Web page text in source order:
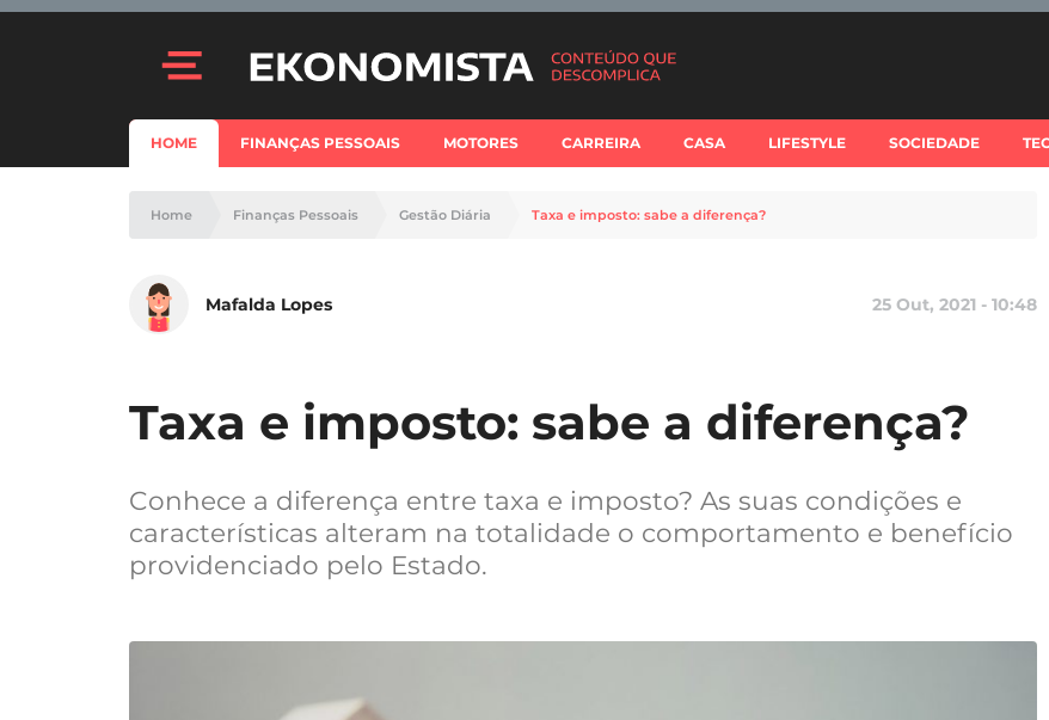
HOME FINANÇAS PESSOAIS MOTORES CARREIRA CASA LIFESTYLE SOCIEDADE
Home Finanças Pessoais Gestão Diária Taxa e imposto: sabe a diferença?
Mafalda Lopes 25 Out, 2021 - 10:48
Taxa e imposto: sabe a diferença?
Conhece a diferença entre taxa e imposto? As suas condições e
características alteram na totalidade o comportamento e benefício
providenciado pelo Estado.